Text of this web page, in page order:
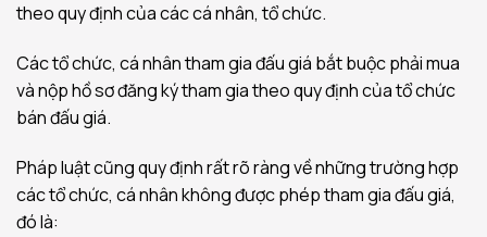
theo quy định của các cá nhân, tổ chức.
Các tổ chức, cá nhân tham gia đấu giá bắt buộc phải mua
và nộp hồ sơ đăng ký tham gia theo quy định của tổ chức
bán đấu giá.
Pháp luật cũng quy định rất rõ ràng về những trường hợp
các tổ chức, cá nhân không được phép tham gia đấu giá,
đó là: